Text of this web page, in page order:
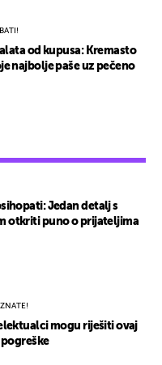
Jedan detalj s
otkriti puno o prijateljima
mogu riješiti ovaj
pogreške
od kupusa: Kremasto
najbolje paše uz pečeno